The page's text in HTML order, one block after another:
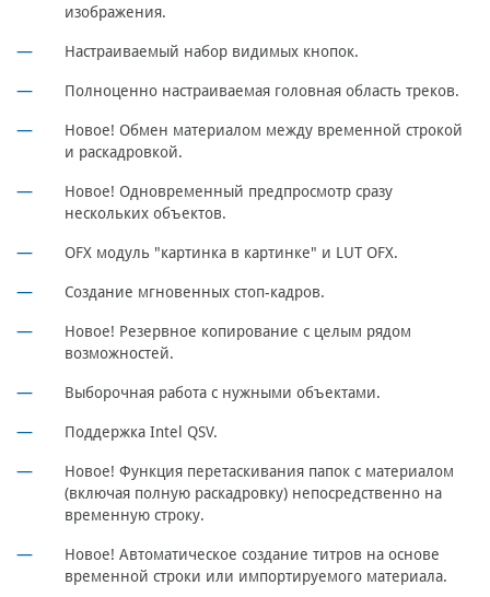
изображения.
Настраиваемый набор видимых кнопок.
Полноценно настраиваемая головная область треков.
Новое! Обмен материалом между временной строкой
и раскадровкой.
Новое! Одновременный предпросмотр сразу
нескольких объектов.
OFX модуль "картинка в картинке" и LUT OFX.
Создание мгновенных стоп-кадров.
Новое! Резервное копирование с целым рядом
возможностей.
Выборочная работа с нужными объектами.
Поддержка Intel QSV.
Новое! Функция перетаскивания папок с материалом
(включая полную раскадровку) непосредственно на
временную строку.
Новое! Автоматическое создание титров на основе
временной строки или импортируемого материала.